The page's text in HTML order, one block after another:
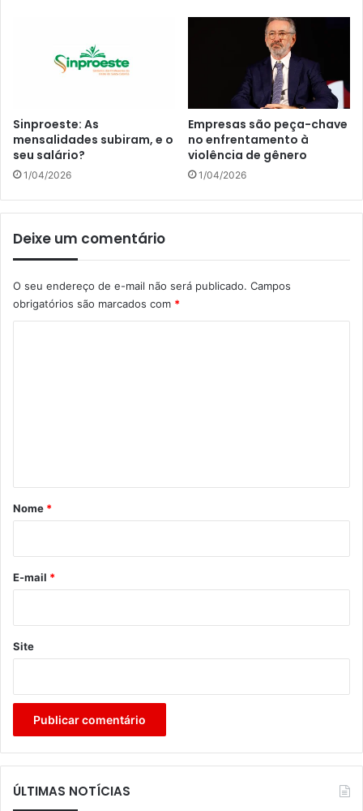
Sinproeste: As
mensalidades subiram, e o
seu salário?
1/04/2026
Empresas são peça-chave
no enfrentamento à
violência de gênero
1/04/2026
Deixe um comentário
O seu endereço de e-mail não será publicado. Campos
obrigatórios são marcados com *
r
*
Nome *
E-mail *
Site
ÚLTIMAS NOTÍCIAS